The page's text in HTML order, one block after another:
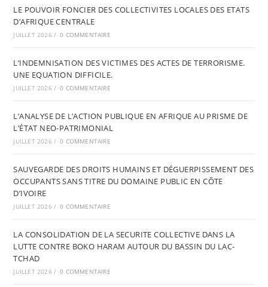
LE POUVOIR FONCIER DES COLLECTIVITES LOCALES DES ETATS
D’AFRIQUE CENTRALE
JUILLET 2026 / 0 COMMENTAIRE
L’INDEMNISATION DES VICTIMES DES ACTES DE TERRORISME.
UNE EQUATION DIFFICILE.
JUILLET 2026 / 0 COMMENTAIRE
L’ANALYSE DE L’ACTION PUBLIQUE EN AFRIQUE AU PRISME DE
L’ÉTAT NEO-PATRIMONIAL
JUILLET 2026 / 0 COMMENTAIRE
SAUVEGARDE DES DROITS HUMAINS ET DÉGUERPISSEMENT DES
OCCUPANTS SANS TITRE DU DOMAINE PUBLIC EN CÔTE
D’IVOIRE
JUILLET 2026 / 0 COMMENTAIRE
LA CONSOLIDATION DE LA SECURITE COLLECTIVE DANS LA
LUTTE CONTRE BOKO HARAM AUTOUR DU BASSIN DU LAC-
TCHAD
JUILLET 2026 / 0 COMMENTAIRE